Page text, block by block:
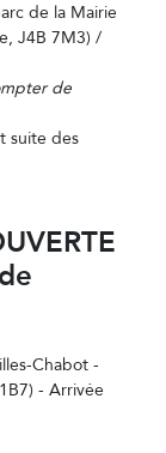
de la Mairie
J4B 7M3) /
de
suite des
Chabot -
- Arrivée